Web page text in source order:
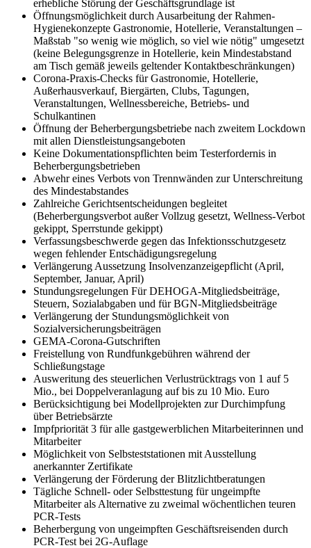
erhebliche Störung der Geschäftsgrundlage ist
Öffnungsmöglichkeit durch Ausarbeitung der Rahmen-
Hygienekonzepte Gastronomie, Hotellerie, Veranstaltungen –
Maßstab "so wenig wie möglich, so viel wie nötig" umgesetzt
(keine Belegungsgrenze in Hotellerie, kein Mindestabstand
am Tisch gemäß jeweils geltender Kontaktbeschränkungen)
Corona-Praxis-Checks für Gastronomie, Hotellerie,
Außerhausverkauf, Biergärten, Clubs, Tagungen,
Veranstaltungen, Wellnessbereiche, Betriebs- und
Schulkantinen
Öffnung der Beherbergungsbetriebe nach zweitem Lockdown
mit allen Dienstleistungsangeboten
Keine Dokumentationspflichten beim Testerfordernis in
Beherbergungsbetrieben
Abwehr eines Verbots von Trennwänden zur Unterschreitung
des Mindestabstandes
Zahlreiche Gerichtsentscheidungen begleitet
(Beherbergungsverbot außer Vollzug gesetzt, Wellness-Verbot
gekippt, Sperrstunde gekippt)
Verfassungsbeschwerde gegen das Infektionsschutzgesetz
wegen fehlender Entschädigungsregelung
Verlängerung Aussetzung Insolvenzanzeigepflicht (April,
September, Januar, April)
Stundungsregelungen Für DEHOGA-Mitgliedsbeiträge,
Steuern, Sozialabgaben und für BGN-Mitgliedsbeiträge
Verlängerung der Stundungsmöglichkeit von
Sozialversicherungsbeiträgen
GEMA-Corona-Gutschriften
Freistellung von Rundfunkgebühren während der
Schließungstage
Ausweritung des steuerlichen Verlustrücktrags von 1 auf 5
Mio., bei Doppelveranlagung auf bis zu 10 Mio. Euro
Berücksichtigung bei Modellprojekten zur Durchimpfung
über Betriebsärzte
Impfpriorität 3 für alle gastgewerblichen Mitarbeiterinnen und
Mitarbeiter
Möglichkeit von Selbsteststationen mit Ausstellung
anerkannter Zertifikate
Verlängerung der Förderung der Blitzlichtberatungen
Tägliche Schnell- oder Selbsttestung für ungeimpfte
Mitarbeiter als Alternative zu zweimal wöchentlichen teuren
PCR-Tests
Beherbergung von ungeimpften Geschäftsreisenden durch
PCR-Test bei 2G-Auflage